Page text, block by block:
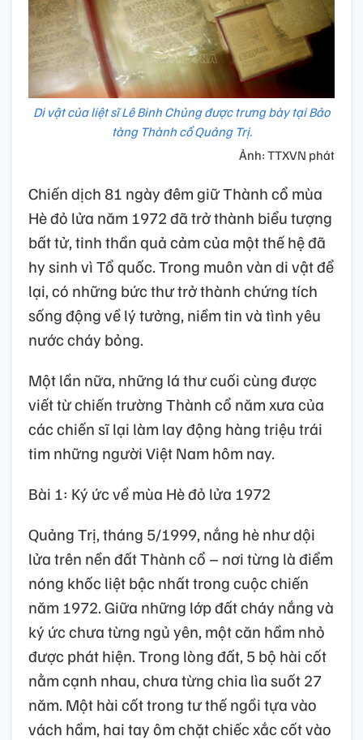
Di vật của liệt sĩ Lê Binh Chủng được trưng bày tại Bảo
tàng Thành cổ Quảng Trị.
Ảnh: TTXVN phát
Chiến dịch 81 ngày đêm giữ Thành cổ mùa
Hè đỏ lửa năm 1972 đã trở thành biểu tượng
bất tử, tinh thần quả cảm của một thế hệ đã
hy sinh vì Tổ quốc. Trong muôn vàn di vật để
lại, có những bức thư trở thành chứng tích
sống động về lý tưởng, niềm tin và tình yêu
nước cháy bỏng.
Một lần nữa, những lá thư cuối cùng được
viết từ chiến trường Thành cổ năm xưa của
các chiến sĩ lại làm lay động hàng triệu trái
tim những người Việt Nam hôm nay.
Bài 1: Ký ức về mùa Hè đỏ lửa 1972
Quảng Trị, tháng 5/1999, nắng hè như dội
lửa trên nền đất Thành cổ – nơi từng là điểm
nóng khốc liệt bậc nhất trong cuộc chiến
năm 1972. Giữa những lớp đất cháy nắng và
ký ức chưa từng ngủ yên, một căn hầm nhỏ
được phát hiện. Trong lòng đất, 5 bộ hài cốt
nằm cạnh nhau, chưa từng chia lìa suốt 27
năm. Một hài cốt trong tư thế ngồi tựa vào
vách hầm, hai tay ôm chặt chiếc xắc cốt vào